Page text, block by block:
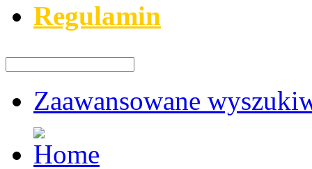
Regulamin
Zaawansowane